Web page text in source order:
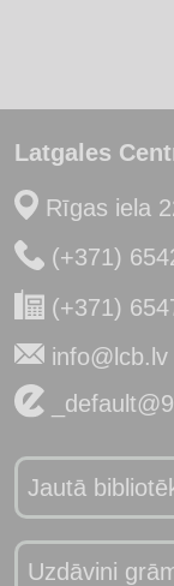
Latgales
Rīgas iela
(+371)
(+371)
info@lcb.lv
Jautā
Uzdāvini